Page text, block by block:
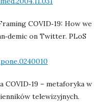
COVID‑19: How we
on Twitter. PLoS
COVID‑19 – metaforyka w
telewizyjnych.